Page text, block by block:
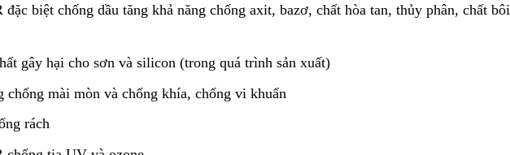
đặc biệt chống dầu tăng khả năng chống axit, bazơ, chất hòa tan, thủy phân, chất bôi
gây hại cho sơn và silicon (trong quá trình sản xuất)
chống mài mòn và chống khía, chống vi khuẩn
rách